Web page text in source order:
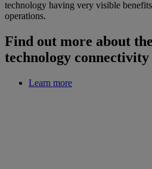
technology having very visible
operations.
Find out more about
technology connectivity
Learn more